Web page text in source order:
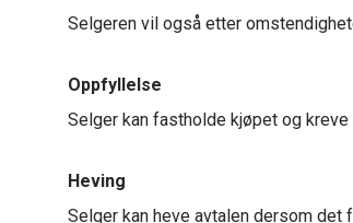
Selgeren vil også etter
Oppfyllelse
Selger kan fastholde kjøpet og
Heving
Selger kan heve avtalen dersom